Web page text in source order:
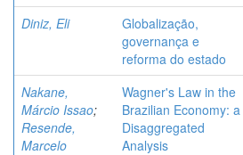
Diniz, Eli
Globalização,
governança e
reforma do estado
Nakane,
Márcio Issao;
Resende,
Marcelo
Wagner's Law in the
Brazilian Economy: a
Disaggregated
Analysis